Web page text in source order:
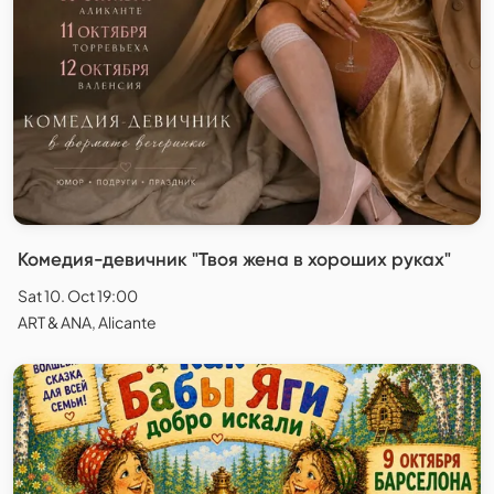
Комедия-девичник "Твоя жена в хороших руках"
Sat 10. Oct 19:00
ART & ANA, Alicante